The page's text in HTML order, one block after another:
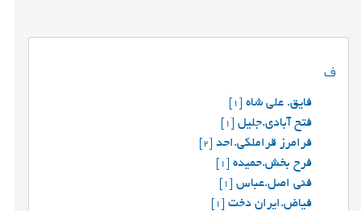
ف
فایق. علی شاه[1]
فتح آبادی.جلیل[1]
فرامرز قراملکي.احد[2]
فرح بخش.حمیده[1]
فنی اصل.عباس[1]
فیاض.ایران دخت[1]